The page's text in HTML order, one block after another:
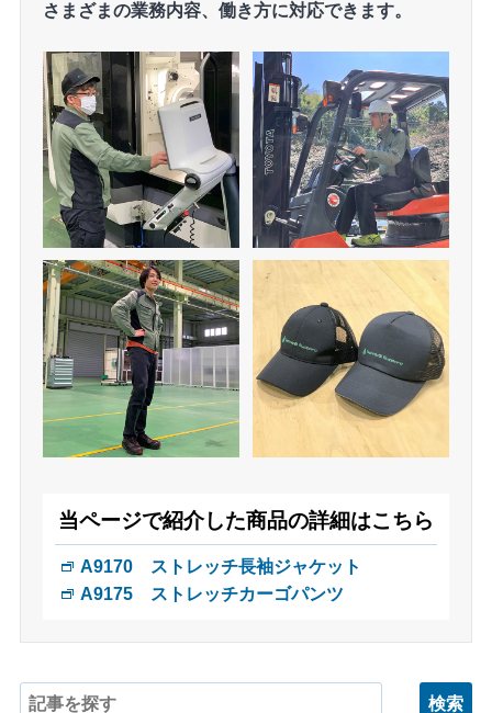
さまざまの業務内容、働き方に対応できます。
当ページで紹介した商品の詳細はこちら
A9170 ストレッチ長袖ジャケット
A9175 ストレッチカーゴパンツ